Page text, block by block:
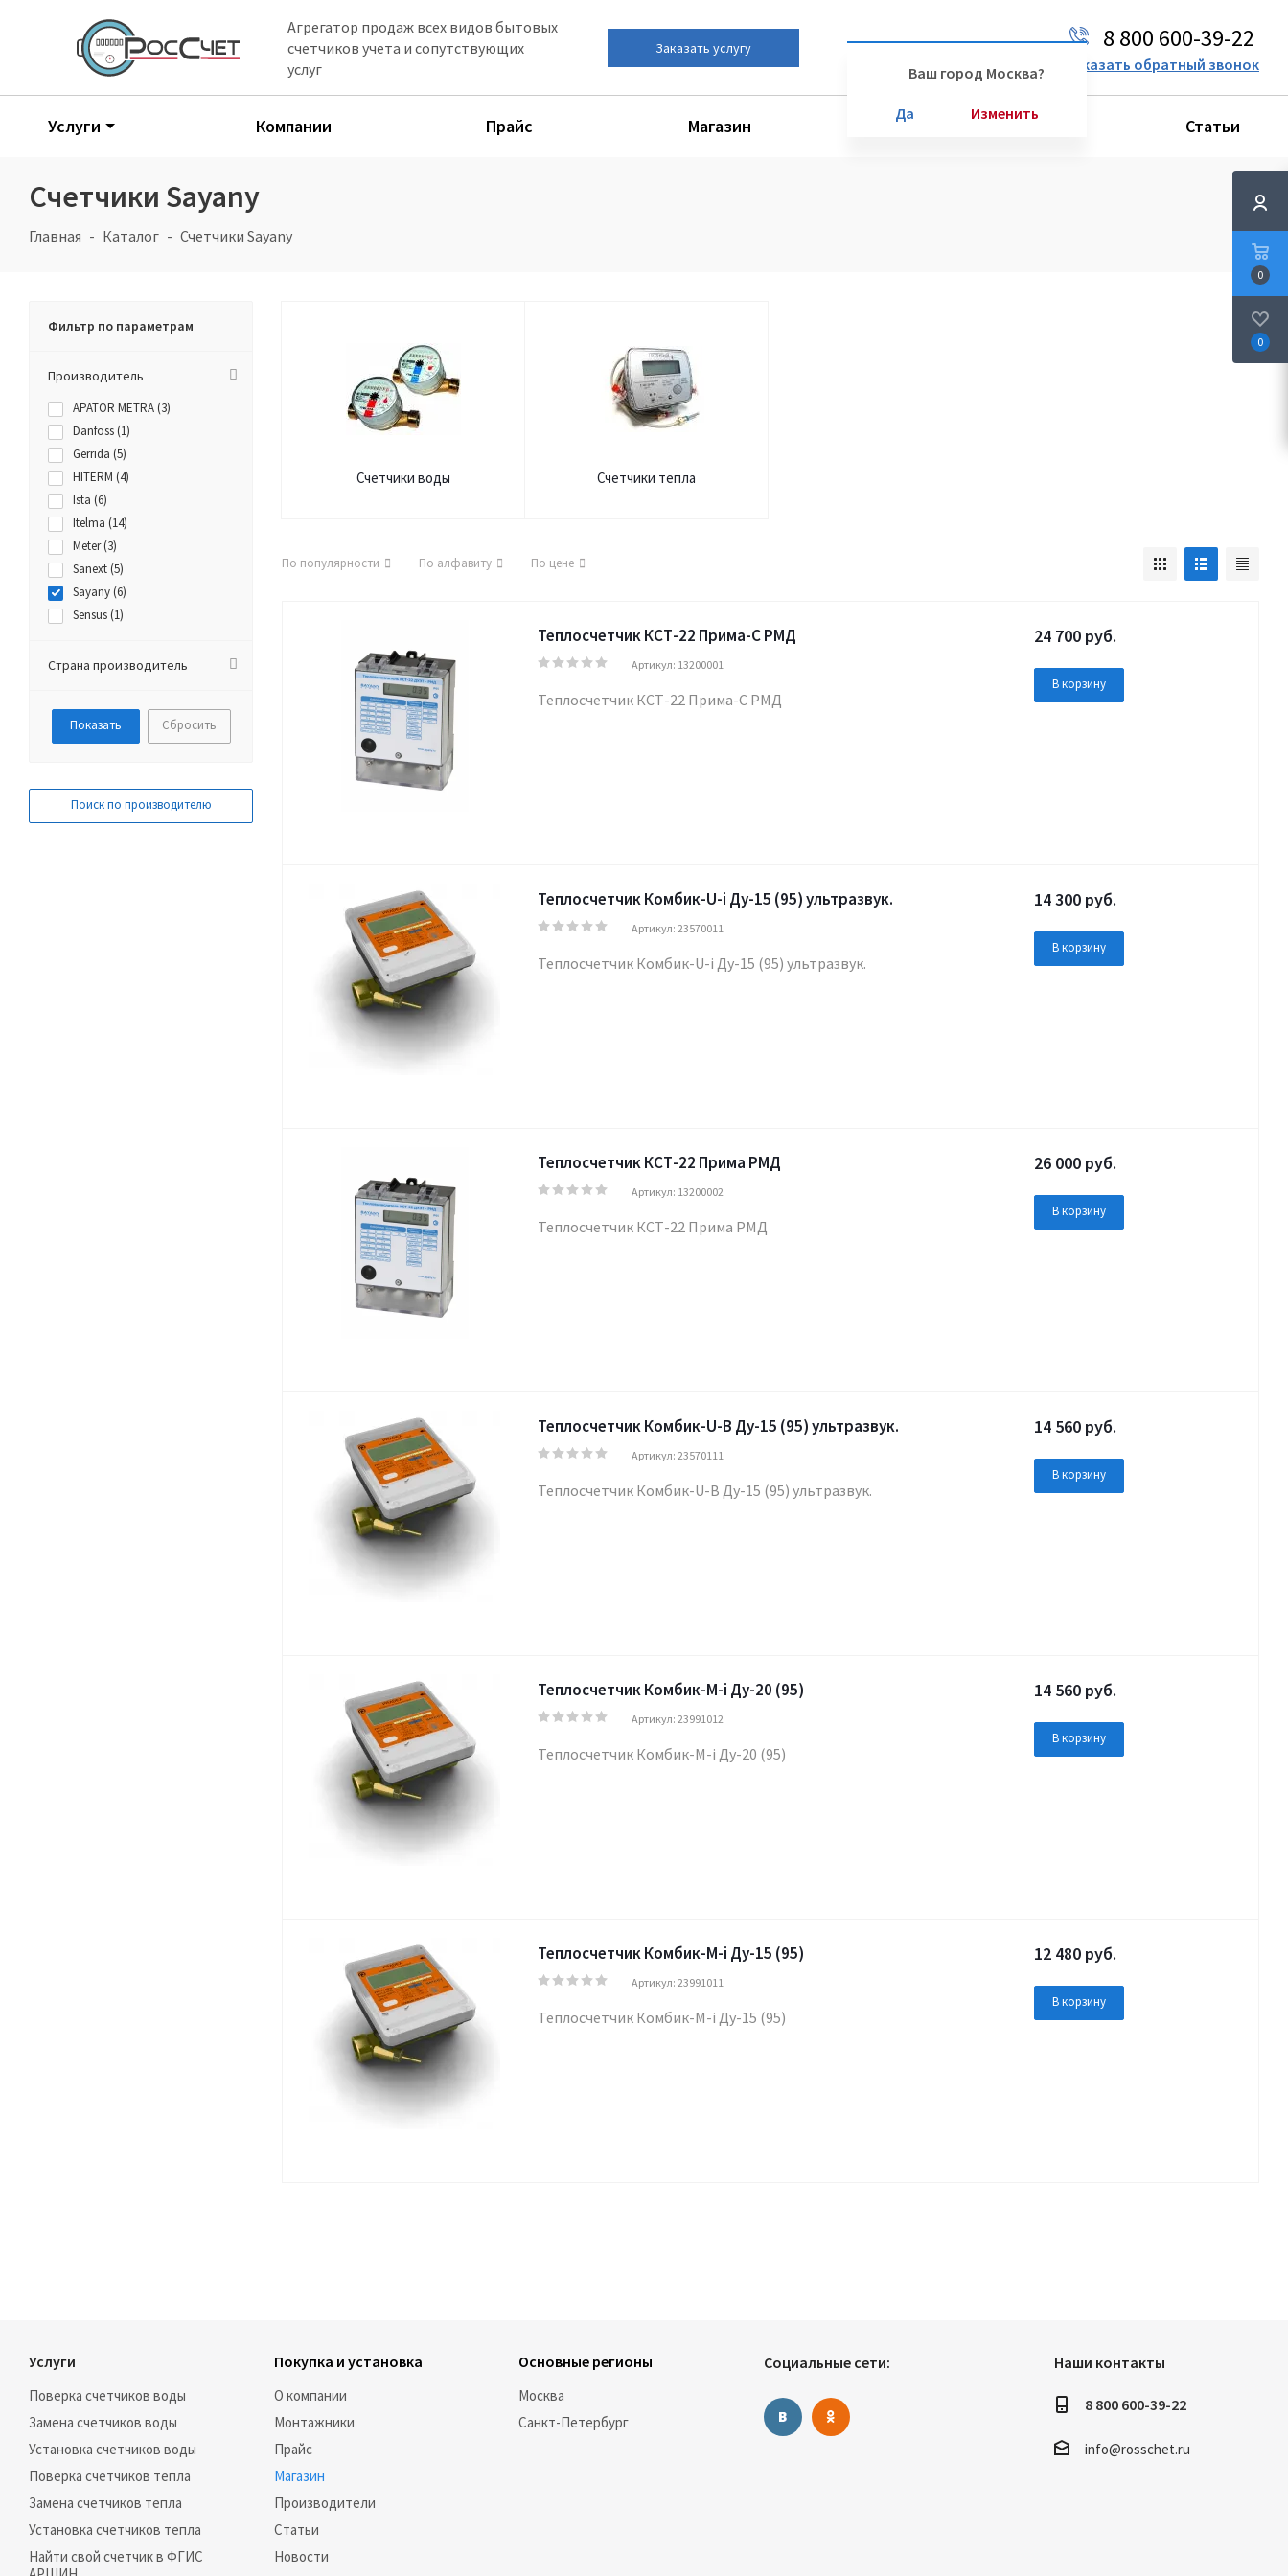
Агрегатор продаж всех видов бытовых
счетчиков учета и сопутствующих
услуг
Заказать услугу
Ваш город Москва?
Да Изменить
8 800 600-39-22
Заказать обратный звонок
Услуги Компании Прайс Магазин Производители Статьи
Счетчики Sayany
Главная Каталог Счетчики Sayany
Счетчики воды Счетчики тепла
По популярности По алфавиту По цене
Теплосчетчик КСТ-22 Прима-С РМД
Артикул: 13200001
Теплосчетчик КСТ-22 Прима-С РМД
24 700 руб.
В корзину
Теплосчетчик Комбик-U-i Ду-15 (95) ультразвук.
Артикул: 23570011
Теплосчетчик Комбик-U-i Ду-15 (95) ультразвук.
14 300 руб.
В корзину
Теплосчетчик КСТ-22 Прима РМД
Артикул: 13200002
Теплосчетчик КСТ-22 Прима РМД
26 000 руб.
В корзину
Теплосчетчик Комбик-U-B Ду-15 (95) ультразвук.
Артикул: 23570111
Теплосчетчик Комбик-U-B Ду-15 (95) ультразвук.
14 560 руб.
В корзину
Теплосчетчик Комбик-М-i Ду-20 (95)
Артикул: 23991012
Теплосчетчик Комбик-М-i Ду-20 (95)
14 560 руб.
В корзину
Теплосчетчик Комбик-М-i Ду-15 (95)
Артикул: 23991011
Теплосчетчик Комбик-М-i Ду-15 (95)
12 480 руб.
В корзину
Фильтр по параметрам
Производитель
APATOR METRA (3)
Danfoss (1)
Gerrida (5)
HITERM (4)
Ista (6)
Itelma (14)
Meter (3)
Sanext (5)
Sayany (6)
Sensus (1)
Valtec (6)
ZENNER (1)
АО АПЗ (4
Карат (4)
ЛИОМ ПЛЮС (3)
Страна производитель
Сбросить
Поиск по производителю
0
0
Услуги
Поверка счетчиков воды
Замена счетчиков воды
Установка счетчиков воды
Поверка счетчиков тепла
Замена счетчиков тепла
Установка счетчиков тепла
Найти свой счетчик в ФГИС
Покупка и установка
О компании
Монтажники
Прайс
Магазин
Производители
Статьи
Новости
Основные регионы
Москва
Санкт-Петербург
Социальные сети: Наши контакты
8 800 600-39-22
info@rosschet.ru